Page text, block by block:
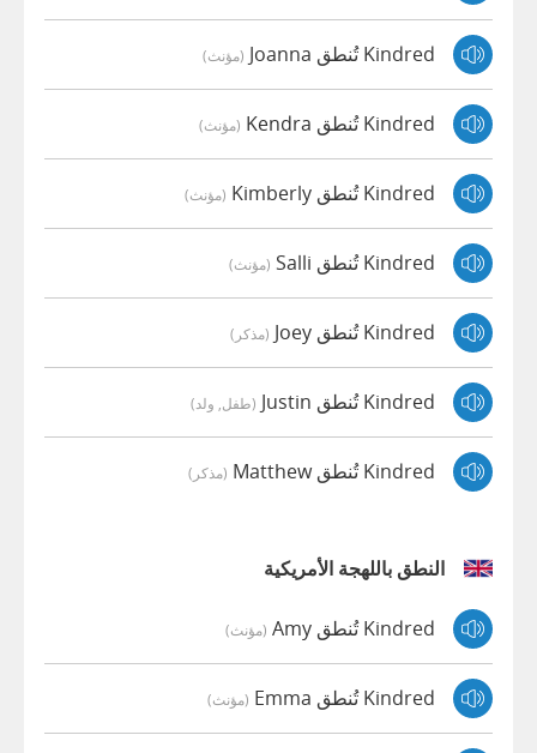
Kindred تُنطق Joanna (مؤنث)
Kindred تُنطق Kendra (مؤنث)
Kindred تُنطق Kimberly (مؤنث)
Kindred تُنطق Salli (مؤنث)
Kindred تُنطق Joey (مذكر)
Kindred تُنطق Justin (طفل, ولد)
Kindred تُنطق Matthew (مذكر)
النطق باللهجة الأمريكية
Kindred تُنطق Amy (مؤنث)
Kindred تُنطق Emma (مؤنث)